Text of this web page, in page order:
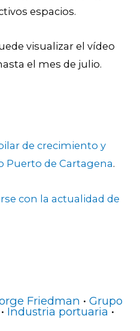
espacios.
visualizar el vídeo
el mes de julio.
de crecimiento y
de Cartagena.
con la actualidad de
Friedman • Grupo
• Industria portuaria•